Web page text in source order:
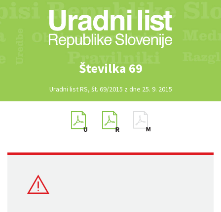
Številka 69
Uradni list RS, št. 69/2015 z dne 25. 9. 2015